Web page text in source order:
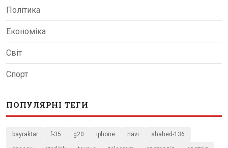
Політика
Економіка
Світ
Спорт
ПОПУЛЯРНІ ТЕГИ
bayraktar f-35 g20 iphone navi shahed-136